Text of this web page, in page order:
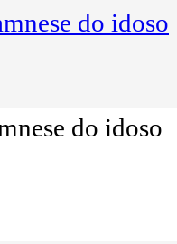
do idoso
do idoso